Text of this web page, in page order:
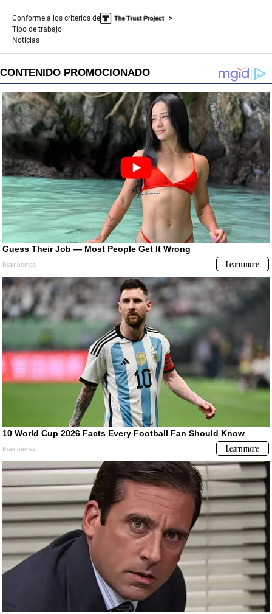
Conforme a los criterios de
Tipo de trabajo:
Noticias